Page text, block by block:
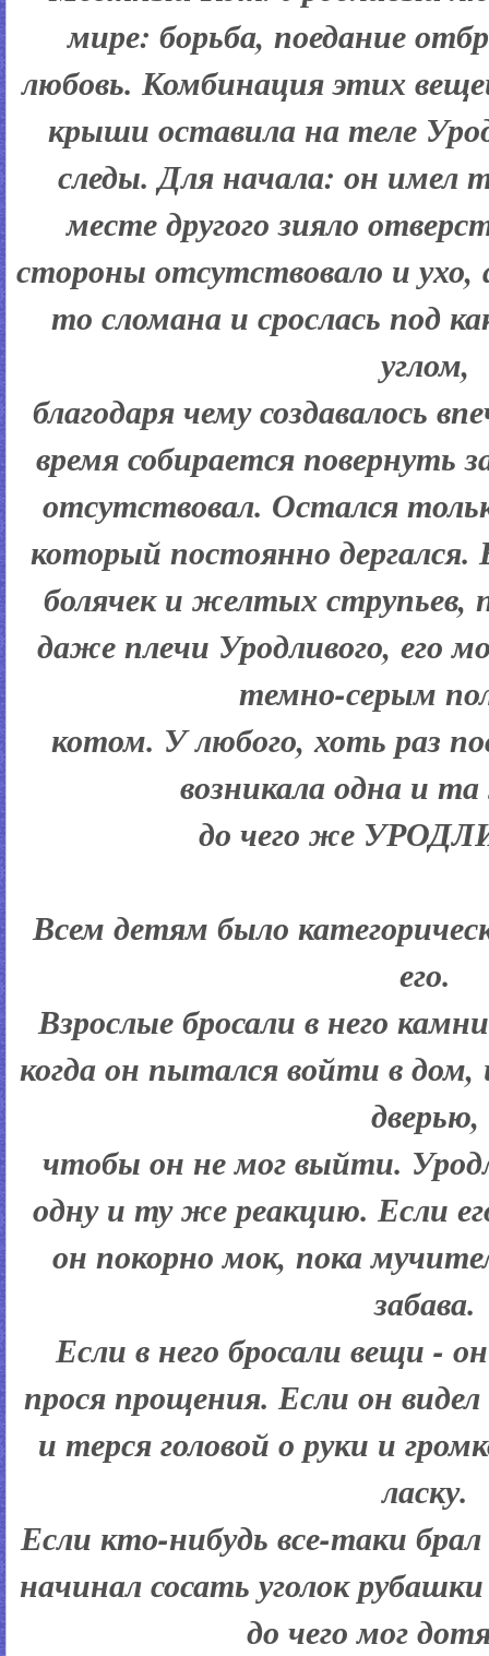
мире: борьба, поедание
любовь. Комбинация этих
крыши оставила на теле
следы. Для начала: он имел
месте другого зияло
стороны отсутствовало и ухо,
то сломана и срослась под
углом,
благодаря чему создавалось
время собирается повернуть
отсутствовал. Остался
который постоянно
болячек и желтых струпьев,
даже плечи Уродливого, его
темно-серым
котом. У любого, хоть раз
возникала одна и
до чего же
Всем детям было
его.
Взрослые бросали в него
когда он пытался войти в дом,
дверью,
чтобы он не мог выйти.
одну и ту же реакцию. Если
он покорно мок, пока
забава.
Если в него бросали вещи -
прося прощения. Если он
и терся головой о руки и
ласку.
Если кто-нибудь все-таки
начинал сосать уголок
до чего мог